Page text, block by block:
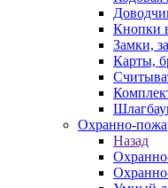
Кнопки
Замки,
Карты,
Охранно-
Назад